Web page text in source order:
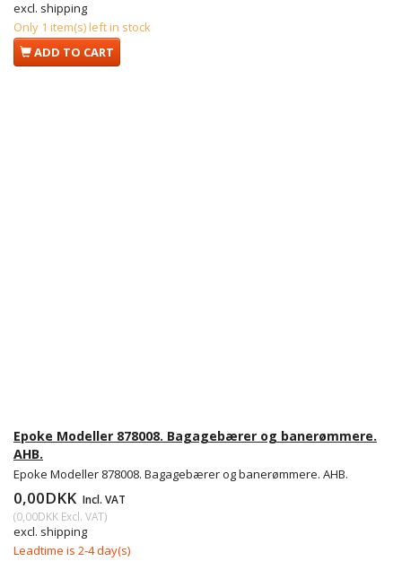
excl. shipping
Only 1 item(s) left in stock
ADD TO CART
Epoke Modeller 878008. Bagagebærer og banerømmere.
AHB.
Epoke Modeller 878008. Bagagebærer og banerømmere. AHB.
0,00DKK Incl. VAT
(0,00DKK Excl. VAT)
excl. shipping
Leadtime is 2-4 day(s)